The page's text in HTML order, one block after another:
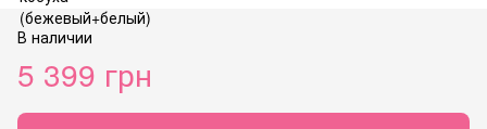
В наличии
5 399 грн